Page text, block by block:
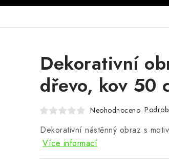
Dekorativní
dřevo, kov 50
Neohodnoceno
Dekorativní nástěnný obraz s
Více informací